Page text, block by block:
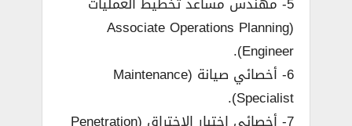
(Associate Operations Planning
Engineer).
6- أخصائي صيانة (Maintenance
Specialist).